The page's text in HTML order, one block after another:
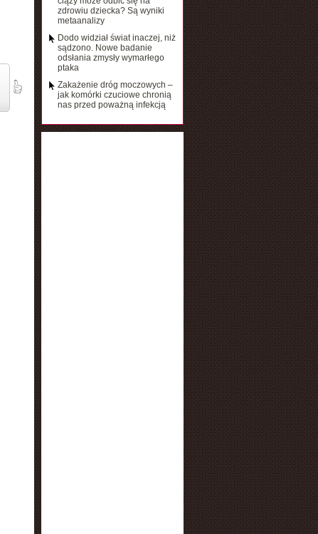
zdrowiu dziecka? Są wyniki
metaanalizy
Dodo widział świat inaczej, niż
sądzono. Nowe badanie
odsłania zmysły wymarłego
ptaka
Zakażenie dróg moczowych –
jak komórki czuciowe chronią
nas przed poważną infekcją